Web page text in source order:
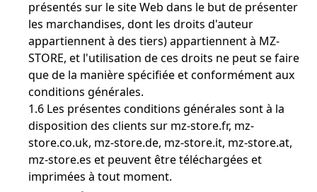
présentés sur le site Web dans le but de présenter
les marchandises, dont les droits d'auteur
appartiennent à des tiers) appartiennent à MZ-
STORE, et l'utilisation de ces droits ne peut se faire
que de la manière spécifiée et conformément aux
conditions générales.
1.6 Les présentes conditions générales sont à la
disposition des clients sur mz-store.fr, mz-
store.co.uk, mz-store.de, mz-store.it, mz-store.at,
mz-store.es et peuvent être téléchargées et
imprimées à tout moment.